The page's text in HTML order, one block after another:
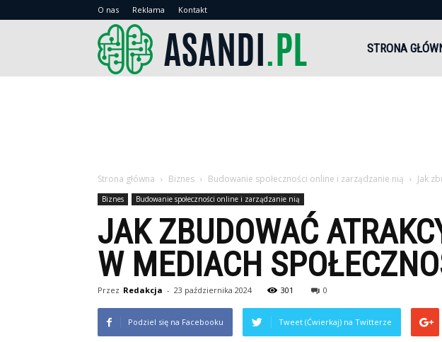
O nas Reklama Kontakt
STRONA
Strona główna Biznes Budowanie społeczności online i zarządzanie nią Jak
Biznes Budowanie społeczności online i zarządzanie nią
JAK ZBUDOWAĆ
W MEDIACH
Przez Redakcja - 23 października 2024 301 0
Podziel się na Facebooku Tweet (Ćwierkaj) na Twitterze